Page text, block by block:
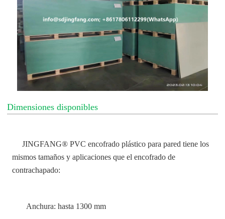
Dimensiones disponibles
JINGFANG® PVC encofrado plástico para pared tiene los
mismos tamaños y aplicaciones que el encofrado de
contrachapado:
Anchura: hasta 1300 mm